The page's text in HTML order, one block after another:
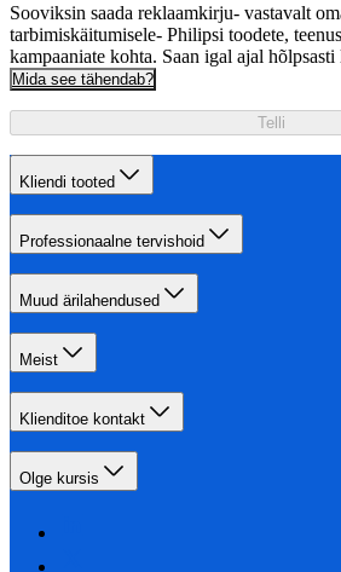
Sooviksin saada reklaamkirju- vastavalt
tarbimiskäitumisele- Philipsi toodete,
kampaaniate kohta. Saan igal ajal hõlpsasti
Mida see tähendab?
Telli
Kliendi tooted
Professionaalne tervishoid
Muud ärilahendused
Meist
Klienditoe kontakt
Olge kursis